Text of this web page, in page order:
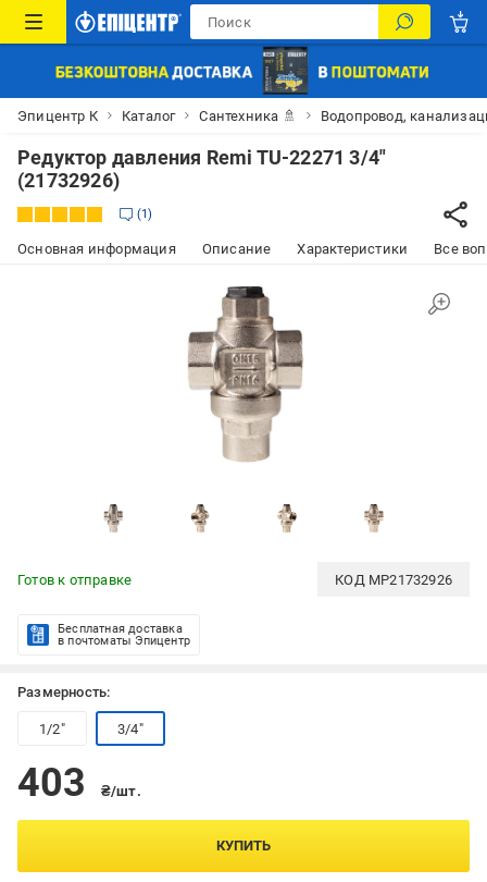
Эпицентр К Каталог Сантехника 🚿 Водопровод,
Редуктор давления Remi TU-22271 3/4"
(21732926)
1
Основная информация Описание Характеристики Все
Готов к отправке КОД MP21732926
Бесплатная доставка
в почтоматы Эпицентр
Размерность:
1/2" 3/4"
403 ₴/шт.
КУПИТЬ